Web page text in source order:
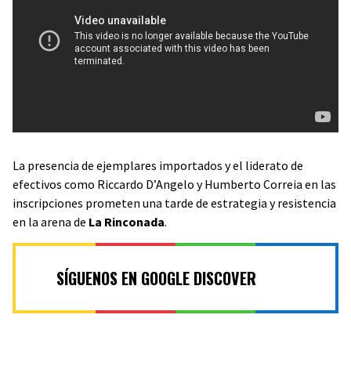
La presencia de ejemplares importados y el liderato de
efectivos como Riccardo D’Angelo y Humberto Correia en las
inscripciones prometen una tarde de estrategia y resistencia
en la arena de La Rinconada.
SÍGUENOS EN GOOGLE DISCOVER